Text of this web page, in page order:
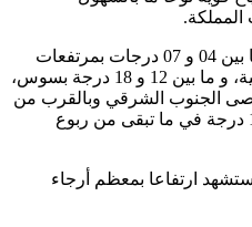
وستتراوح درجات الحرارة الدنيا ما بين 04 و 07 درجات بمرتفعات
الأطلس والريف والمنطقة الشرقية، و ما بين 12 و 18 درجة بسوس،
الجنوب الشرقي وبالقرب من
السواحل، وستكون ما بين 06 و 11 درجة في ما تبقى من ربوع
ارتفاعا بمعظم أرجاء